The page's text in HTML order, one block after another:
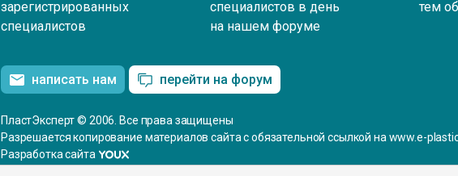
зарегистрированных
специалистов
специалистов в день
на нашем форуме
тем
написать нам перейти на форум
ПластЭксперт © 2006. Все права защищены
Разрешается копирование материалов сайта с обязательной ссылкой на www.e-
Разработка сайта